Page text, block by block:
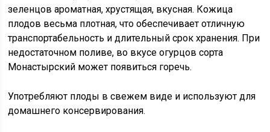
зеленцов ароматная, хрустящая, вкусная. Кожица
плодов весьма плотная, что обеспечивает отличную
транспортабельность и длительный срок хранения. При
недостаточном поливе, во вкусе огурцов сорта
Монастырский может появиться горечь.
Употребляют плоды в свежем виде и используют для
домашнего консервирования.